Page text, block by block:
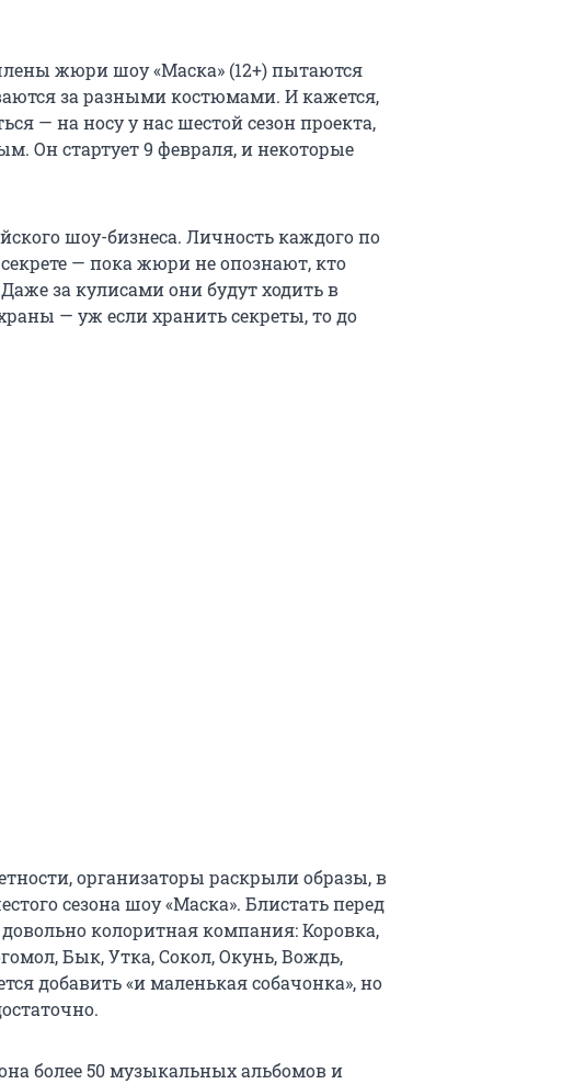
жюри шоу «Маска» (12+) пытаются
за разными костюмами. И кажется,
— на носу у нас шестой сезон проекта,
Он стартует 9 февраля, и некоторые
шоу-бизнеса. Личность каждого по
— пока жюри не опознают, кто
за кулисами они будут ходить в
— уж если хранить секреты, то до
организаторы раскрыли образы, в
сезона шоу «Маска». Блистать перед
колоритная компания: Коровка,
Бык, Утка, Сокол, Окунь, Вождь,
добавить «и маленькая собачонка», но
более 50 музыкальных альбомов и